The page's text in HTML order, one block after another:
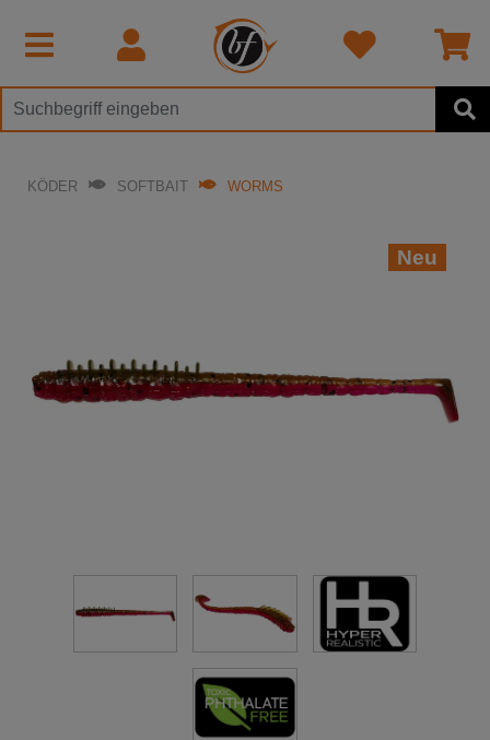
KÖDER SOFTBAIT WORMS
Neu